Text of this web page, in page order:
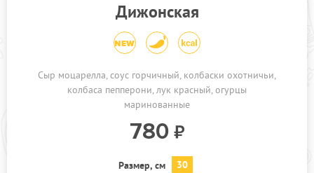
Дижонская
Сыр моцарелла, соус горчичный, колбаски охотничьи,
колбаса пепперони, лук красный, огурцы
маринованные
780
Размер, см 30